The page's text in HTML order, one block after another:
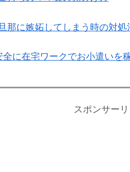
那に嫉妬してしまう時の対処
に在宅ワークでお小遣いを
スポンサーリ